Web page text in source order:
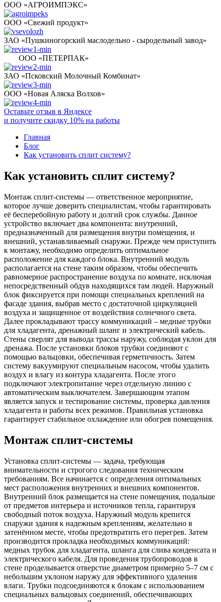
ООО «АГРОИМПЭКС»
ООО «Свежий продукт»
ЗАО «Пушкиногорский маслодельно - сыродельный завод»
ООО «ПЕТЕРПАК»
ЗАО «Псковский Молочный Комбинат»
ООО «Новая Аляска Волхов»
Оставьте отзыв в Яндексе
и получите скидку 10% на работы
Главная
Блог
Как установить сплит систему?
Как установить сплит систему?
Монтаж сплит-системы — ответственное мероприятие,
которое лучше доверить специалистам, чтобы гарантировать
её бесперебойную работу и долгий срок службы. Данное
устройство включает два компонента: внутренний,
предназначенный для размещения внутри помещения, и
внешний, устанавливаемый снаружи. Прежде чем приступить
к монтажу, необходимо определить оптимальное
расположение для каждого блока. Внутренний модуль
располагается на стене таким образом, чтобы обеспечить
равномерное распространение воздуха по комнате, исключая
непосредственный обдув находящихся там людей. Наружный
блок фиксируется при помощи специальных креплений на
фасаде здания, выбрав место с достаточной циркуляцией
воздуха и защищенное от воздействия солнечного света.
Далее прокладывают трассу коммуникаций – медные трубки
для хладагента, дренажный шланг и электрический кабель.
Стены сверлят для вывода трассы наружу, соблюдая уклон для
дренажа. После установки блоков трубки соединяют с
помощью вальцовки, обеспечивая герметичность. Затем
систему вакуумируют специальным насосом, чтобы удалить
воздух и влагу из контура хладагента. После этого
подключают электропитание через отдельную линию с
автоматическим выключателем. Завершающим этапом
является запуск и тестирование системы, проверка давления
хладагента и работы всех режимов. Правильная установка
гарантирует стабильное охлаждение или обогрев помещения.
Монтаж сплит-системы
Установка сплит-системы — задача, требующая
внимательности и строгого следования техническим
требованиям. Все начинается с определения оптимальных
мест расположения внутренних и внешних компонентов.
Внутренний блок размещается на стене помещения, подальше
от предметов интерьера и источников тепла, гарантируя
свободный поток воздуха. Наружный модуль крепится
снаружи здания к надежным креплениям, желательно в
затенённом месте, чтобы предотвратить его перегрев. Затем
производится прокладка необходимых коммуникаций:
медных трубок для хладагента, шланга для слива конденсата и
электрического кабеля. Для проведения трубопроводов в
стене проделывается отверстие диаметром примерно 5–7 см с
небольшим уклоном наружу для эффективного удаления
влаги. Трубки подсоединяются к блокам с использованием
специальных вальцовых соединений, обеспечивающих